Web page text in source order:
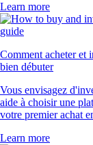
Learn more
Comment acheter et
bien débuter
Vous envisagez
aide à choisir une
votre premier achat
Learn more